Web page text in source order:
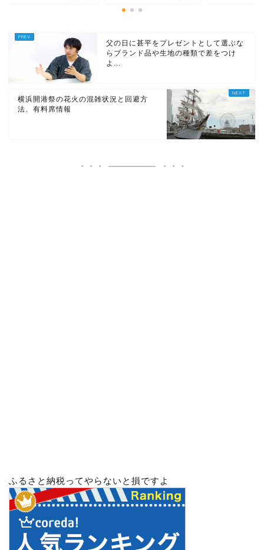
父の日に甚平をプレゼントとして選ぶな
らブランド品や生地の種類で差をつけ
よ...
横浜開港祭の花火の混雑状況と回避方
法、有料席情報
ふるさと納税ってやらないと損ですよ